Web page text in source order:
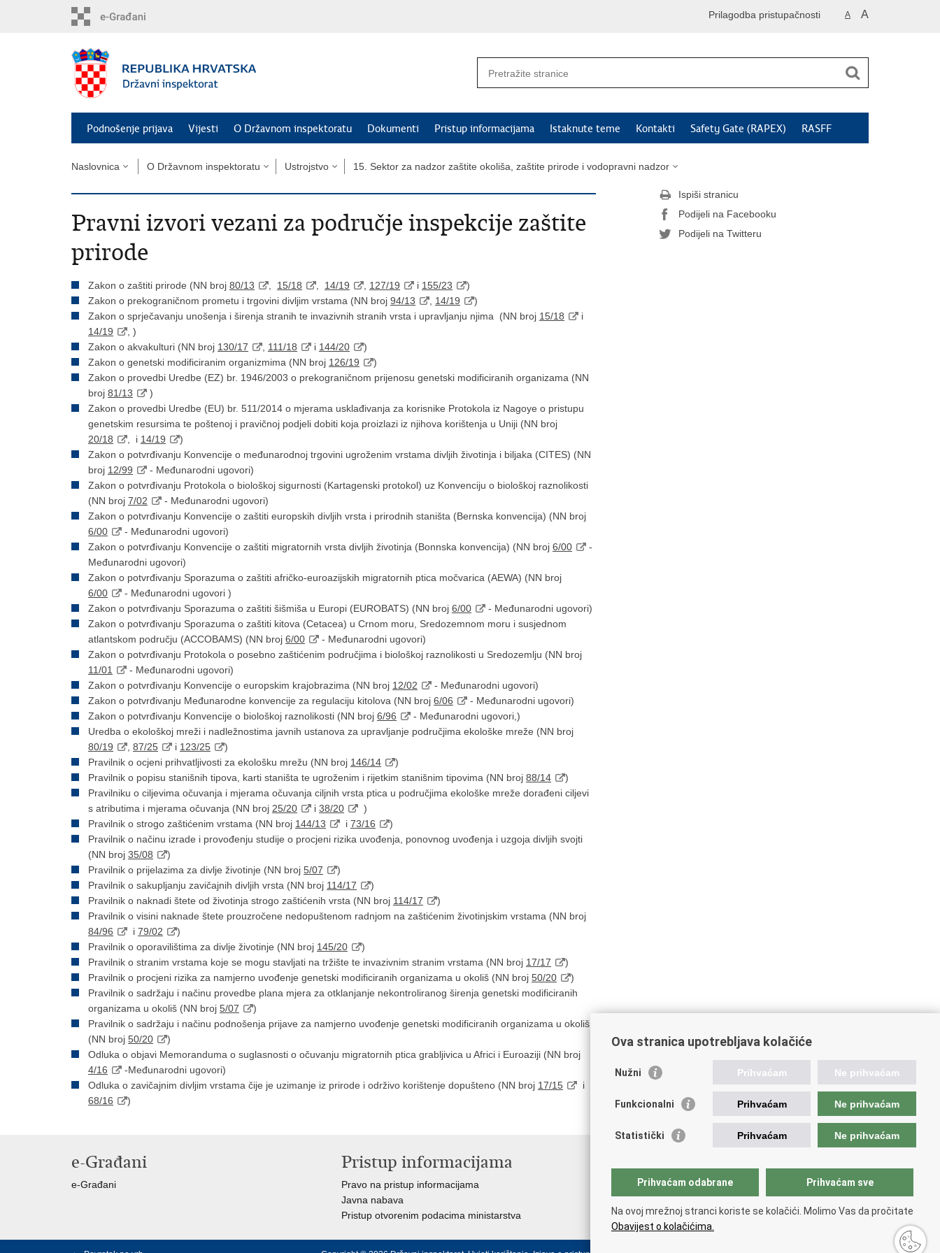
A A
Prilagodba pristupačnosti
Podnošenje prijava Vijesti O Državnom inspektoratu Dokumenti Pristup informacijama Istaknute teme Kontakti Safety Gate (RAPEX) RASFF
Naslovnica O Državnom inspektoratu Ustrojstvo 15. Sektor za nadzor zaštite okoliša, zaštite prirode i vodopravni nadzor
Pravni izvori vezani za područje inspekcije zaštite
prirode
Zakon o zaštiti prirode (NN broj 80/13 15/18 14/19 127/19 i 155/23
)
Zakon o prekograničnom prometu i trgovini divljim vrstama (NN broj 94/13 14/19
)
Zakon o sprječavanju unošenja i širenja stranih te invazivnih stranih vrsta i upravljanju njima (NN broj 15/18
i
14/19
, )
Zakon o akvakulturi (NN broj 130/17 111/18 i 144/20
)
Zakon o genetski modificiranim organizmima (NN broj 126/19
)
Zakon o provedbi Uredbe (EZ) br. 1946/2003 o prekograničnom prijenosu genetski modificiranih organizama (NN
broj 81/13
)
Zakon o provedbi Uredbe (EU) br. 511/2014 o mjerama usklađivanja za korisnike Protokola iz Nagoye o pristupu
genetskim resursima te poštenoj i pravičnoj podjeli dobiti koja proizlazi iz njihova korištenja u Uniji (NN broj
20/18
, i 14/19
)
Zakon o potvrđivanju Konvencije o međunarodnoj trgovini ugroženim vrstama divljih životinja i biljaka (CITES) (NN
broj 12/99
- Međunarodni ugovori)
Zakon o potvrđivanju Protokola o biološkoj sigurnosti (Kartagenski protokol) uz Konvenciju o biološkoj raznolikosti
(NN broj 7/02
- Međunarodni ugovori)
Zakon o potvrđivanju Konvencije o zaštiti europskih divljih vrsta i prirodnih staništa (Bernska konvencija) (NN broj
6/00
- Međunarodni ugovori)
Zakon o potvrđivanju Konvencije o zaštiti migratornih vrsta divljih životinja (Bonnska konvencija) (NN broj 6/00
-
Međunarodni ugovori)
Zakon o potvrđivanju Sporazuma o zaštiti afričko-euroazijskih migratornih ptica močvarica (AEWA) (NN broj
6/00
- Međunarodni ugovori )
Zakon o potvrđivanju Sporazuma o zaštiti šišmiša u Europi (EUROBATS) (NN broj 6/00
- Međunarodni ugovori)
Zakon o potvrđivanju Sporazuma o zaštiti kitova (Cetacea) u Crnom moru, Sredozemnom moru i susjednom
atlantskom području (ACCOBAMS) (NN broj 6/00
- Međunarodni ugovori)
Zakon o potvrđivanju Protokola o posebno zaštićenim područjima i biološkoj raznolikosti u Sredozemlju (NN broj
11/01
- Međunarodni ugovori)
Zakon o potvrđivanju Konvencije o europskim krajobrazima (NN broj 12/02
- Međunarodni ugovori)
Zakon o potvrđivanju Međunarodne konvencije za regulaciju kitolova (NN broj 6/06
- Međunarodni ugovori)
Zakon o potvrđivanju Konvencije o biološkoj raznolikosti (NN broj 6/96
- Međunarodni ugovori,)
Uredba o ekološkoj mreži i nadležnostima javnih ustanova za upravljanje područjima ekološke mreže (NN broj
80/19
87/25 i 123/25
)
Pravilnik o ocjeni prihvatljivosti za ekološku mrežu (NN broj 146/14
)
Pravilnik o popisu stanišnih tipova, karti staništa te ugroženim i rijetkim stanišnim tipovima (NN broj 88/14
)
Pravilniku o ciljevima očuvanja i mjerama očuvanja ciljnih vrsta ptica u područjima ekološke mreže dorađeni ciljevi
s atributima i mjerama očuvanja (NN broj 25/20 i 38/20
)
Pravilnik o strogo zaštićenim vrstama (NN broj 144/13 i 73/16
)
Pravilnik o načinu izrade i provođenju studije o procjeni rizika uvođenja, ponovnog uvođenja i uzgoja divljih svojti
(NN broj 35/08
)
Pravilnik o prijelazima za divlje životinje (NN broj 5/07
)
Pravilnik o sakupljanju zavičajnih divljih vrsta (NN broj 114/17
)
Pravilnik o naknadi štete od životinja strogo zaštićenih vrsta (NN broj 114/17
)
Pravilnik o visini naknade štete prouzročene nedopuštenom radnjom na zaštićenim životinjskim vrstama (NN broj
84/96
i 79/02
)
Pravilnik o oporavilištima za divlje životinje (NN broj 145/20
)
Pravilnik o stranim vrstama koje se mogu stavljati na tržište te invazivnim stranim vrstama (NN broj 17/17
)
Pravilnik o procjeni rizika za namjerno uvođenje genetski modificiranih organizama u okoliš (NN broj 50/20
)
Pravilnik o sadržaju i načinu provedbe plana mjera za otklanjanje nekontroliranog širenja genetski modificiranih
organizama u okoliš (NN broj 5/07
)
Pravilnik o sadržaju i načinu podnošenja prijave za namjerno uvođenje genetski modificiranih organizama u okoliš
(NN broj 50/20
)
Odluka o objavi Memoranduma o suglasnosti o očuvanju migratornih ptica grabljivica u Africi i Euroaziji (NN broj
4/16
-Međunarodni ugovori)
Odluka o zavičajnim divljim vrstama čije je uzimanje iz prirode i održivo korištenje dopušteno (NN broj 17/15
i
68/16
)
Ispiši stranicu
Podijeli na Facebooku
Podijeli na Twitteru
e-Građani
e-Građani
Pristup informacijama
Pravo na pristup informacijama
Javna nabava
Pristup otvorenim podacima ministarstva
Vlada RH
Pučka pravobraniteljica
Državna škola za javnu upravu
Ova stranica upotrebljava kolačiće
Nužni Prihvaćam Ne prihvaćam
Funkcionalni Prihvaćam Ne prihvaćam
Statistički Prihvaćam Ne prihvaćam
Prihvaćam odabrane Prihvaćam sve
Na ovoj mrežnoj stranci koriste se kolačići. Molimo Vas da pročitate
Obavijest o kolačićima.